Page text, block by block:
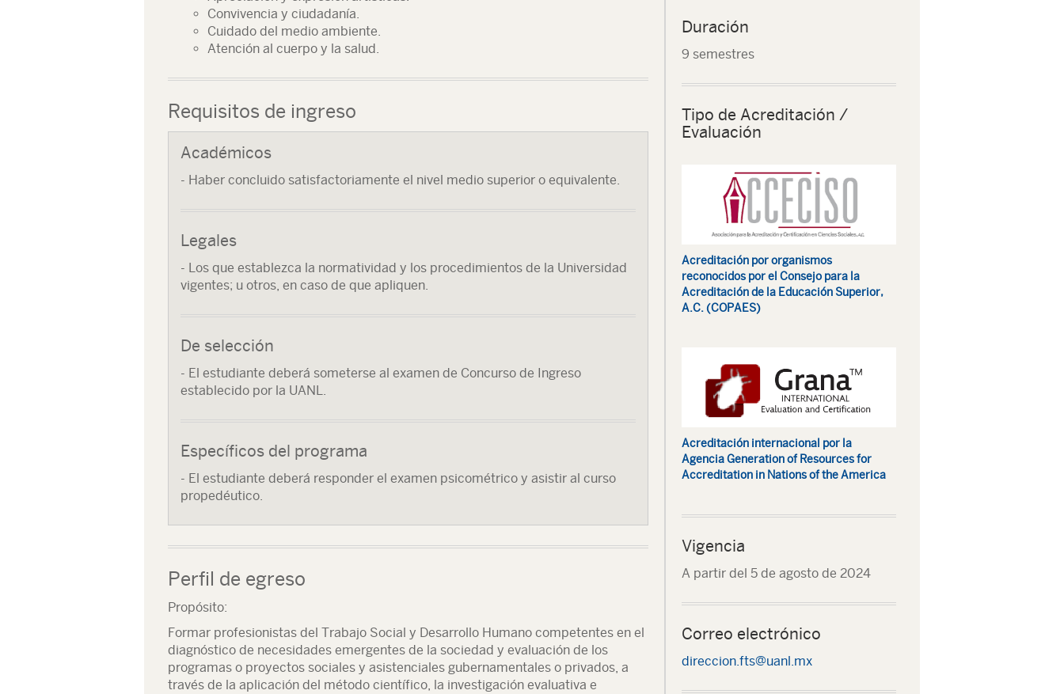
Convivencia y ciudadanía.
Cuidado del medio ambiente.
Atención al cuerpo y la salud.
Requisitos de ingreso
Académicos
- Haber concluido satisfactoriamente el nivel medio superior o equivalente.
Legales
- Los que establezca la normatividad y los procedimientos de la Universidad
vigentes; u otros, en caso de que apliquen.
De selección
- El estudiante deberá someterse al examen de Concurso de Ingreso
establecido por la UANL.
Específicos del programa
- El estudiante deberá responder el examen psicométrico y asistir al curso
propedéutico.
Perfil de egreso
Propósito:
Formar profesionistas del Trabajo Social y Desarrollo Humano competentes en el
diagnóstico de necesidades emergentes de la sociedad y evaluación de los
programas o proyectos sociales y asistenciales gubernamentales o privados, a
través de la aplicación del método científico, la investigación evaluativa e
Duración
9 semestres
Tipo de Acreditación /
Evaluación
Acreditación por organismos
reconocidos por el Consejo para la
Acreditación de la Educación Superior,
A.C. (COPAES)
Acreditación internacional por la
Agencia Generation of Resources for
Accreditation in Nations of the America
Vigencia
A partir del 5 de agosto de 2024
Correo electrónico
direccion.fts@uanl.mx